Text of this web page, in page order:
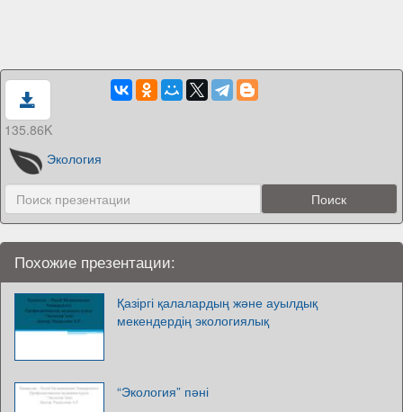
135.86K
Экология
Похожие презентации:
Қазіргі қалалардың және ауылдық
мекендердің экологиялық
“Экология” пәні